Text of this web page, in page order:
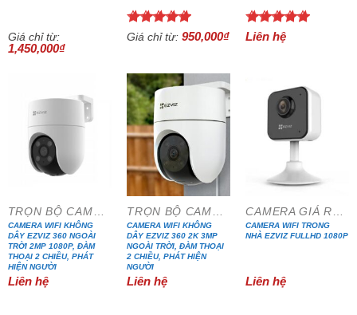
Giá chỉ từ:
1,450,000₫
Được xếp
Giá chỉ từ:950,000₫
Được xếp
Liên hệ
TRỌN BỘ CAMERA IP WIFI
CAMERA WIFI KHÔNG
DÂY EZVIZ 360 NGOÀI
TRỜI 2MP 1080P, ĐÀM
THOẠI 2 CHIỀU, PHÁT
HIỆN NGƯỜI
Liên hệ
TRỌN BỘ CAMERA IP WIFI
CAMERA WIFI KHÔNG
DÂY EZVIZ 360 2K 3MP
NGOÀI TRỜI, ĐÀM THOẠI
2 CHIỀU, PHÁT HIỆN
NGƯỜI
Liên hệ
CAMERA GIÁ RẺ ĐẶC BIỆT
CAMERA WIFI TRONG
NHÀ EZVIZ FULLHD 1080P
Liên hệ